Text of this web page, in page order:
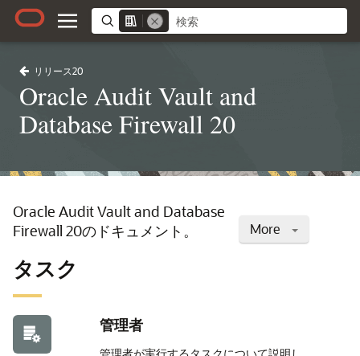
リリース20
Oracle Audit Vault and
Database Firewall 20
More
Oracle Audit Vault and Database
Firewall 20のドキュメント。
タスク
管理者